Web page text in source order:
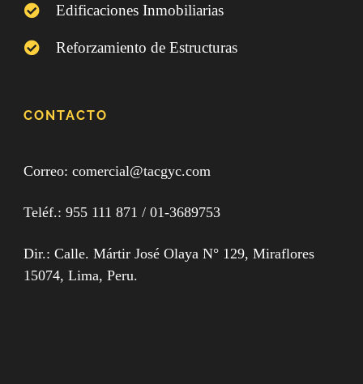
Edificaciones Inmobiliarias
Reforzamiento de Estructuras
CONTACTO
Correo: comercial@tacgyc.com
Teléf.:955 111 871 / 01-3689753
Dir.: Calle. Mártir José Olaya N° 129, Miraflores
15074, Lima, Peru.